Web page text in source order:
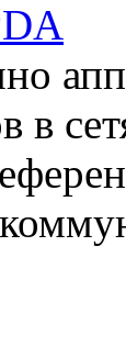
в